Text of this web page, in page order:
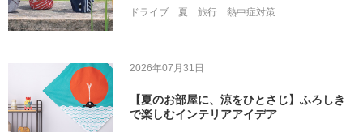
ドライブ 夏 旅行 熱中症対策
2026年07月31日
【夏のお部屋に、涼をひとさじ】ふろしき
で楽しむインテリアアイデア